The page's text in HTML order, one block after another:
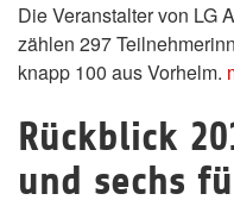
Die Veranstalter von LG
zählen 297
knapp 100 aus Vorhelm.
Rückblick
und sechs